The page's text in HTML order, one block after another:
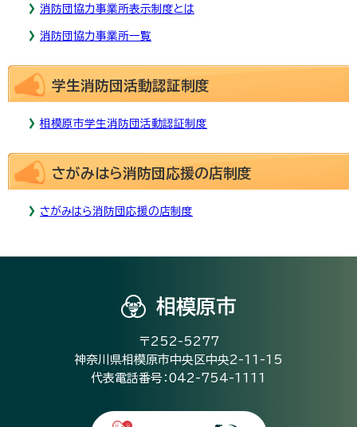
消防団協力事業所表示制度とは
消防団協力事業所一覧
学生消防団活動認証制度
相模原市学生消防団活動認証制度
さがみはら消防団応援の店制度
さがみはら消防団応援の店制度
相模原市
〒252-5277
神奈川県相模原市中央区中央2-11-15
代表電話番号：042-754-1111